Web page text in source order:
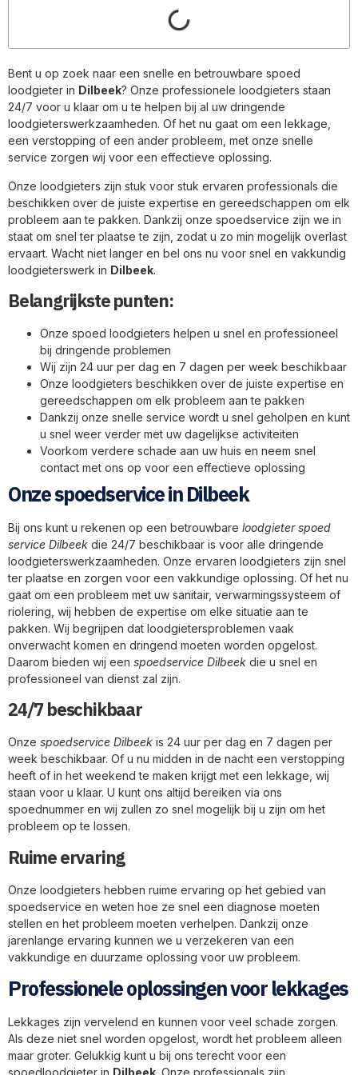
Bent u op zoek naar een snelle en betrouwbare spoed
loodgieter in Dilbeek? Onze professionele loodgieters staan
24/7 voor u klaar om u te helpen bij al uw dringende
loodgieterswerkzaamheden. Of het nu gaat om een lekkage,
een verstopping of een ander probleem, met onze snelle
service zorgen wij voor een effectieve oplossing.
Onze loodgieters zijn stuk voor stuk ervaren professionals die
beschikken over de juiste expertise en gereedschappen om elk
probleem aan te pakken. Dankzij onze spoedservice zijn we in
staat om snel ter plaatse te zijn, zodat u zo min mogelijk overlast
ervaart. Wacht niet langer en bel ons nu voor snel en vakkundig
loodgieterswerk in Dilbeek.
Belangrijkste punten:
Onze spoed loodgieters helpen u snel en professioneel
bij dringende problemen
Wij zijn 24 uur per dag en 7 dagen per week beschikbaar
Onze loodgieters beschikken over de juiste expertise en
gereedschappen om elk probleem aan te pakken
Dankzij onze snelle service wordt u snel geholpen en kunt
u snel weer verder met uw dagelijkse activiteiten
Voorkom verdere schade aan uw huis en neem snel
contact met ons op voor een effectieve oplossing
Onze spoedservice in Dilbeek
Bij ons kunt u rekenen op een betrouwbare loodgieter spoed
service Dilbeek die 24/7 beschikbaar is voor alle dringende
loodgieterswerkzaamheden. Onze ervaren loodgieters zijn snel
ter plaatse en zorgen voor een vakkundige oplossing. Of het nu
gaat om een probleem met uw sanitair, verwarmingssysteem of
riolering, wij hebben de expertise om elke situatie aan te
pakken. Wij begrijpen dat loodgietersproblemen vaak
onverwacht komen en dringend moeten worden opgelost.
Daarom bieden wij een spoedservice Dilbeek die u snel en
professioneel van dienst zal zijn.
24/7 beschikbaar
Onze spoedservice Dilbeek is 24 uur per dag en 7 dagen per
week beschikbaar. Of u nu midden in de nacht een verstopping
heeft of in het weekend te maken krijgt met een lekkage, wij
staan voor u klaar. U kunt ons altijd bereiken via ons
spoednummer en wij zullen zo snel mogelijk bij u zijn om het
probleem op te lossen.
Ruime ervaring
Onze loodgieters hebben ruime ervaring op het gebied van
spoedservice en weten hoe ze snel een diagnose moeten
stellen en het probleem moeten verhelpen. Dankzij onze
jarenlange ervaring kunnen we u verzekeren van een
vakkundige en duurzame oplossing voor uw probleem.
Professionele oplossingen voor lekkages
Lekkages zijn vervelend en kunnen voor veel schade zorgen.
Als deze niet snel worden opgelost, wordt het probleem alleen
maar groter. Gelukkig kunt u bij ons terecht voor een